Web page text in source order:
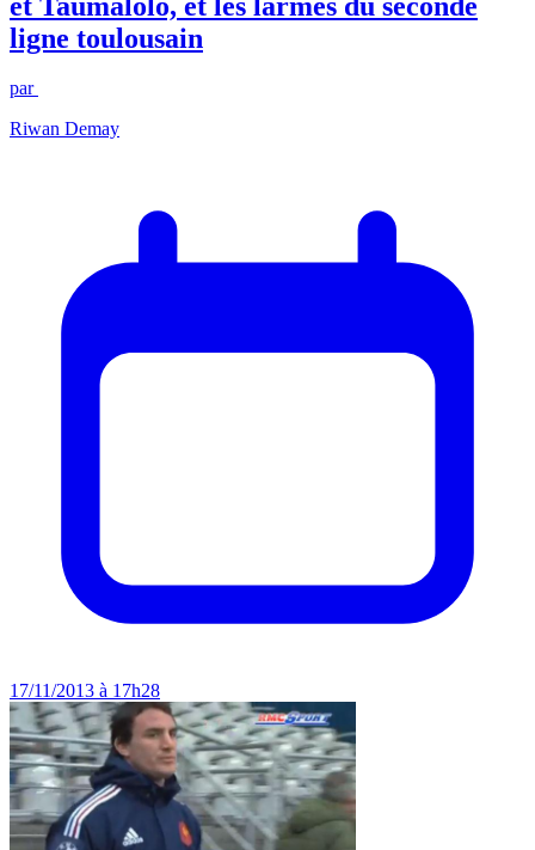
ligne toulousain
par
Riwan Demay
17/11/2013 à 17h28